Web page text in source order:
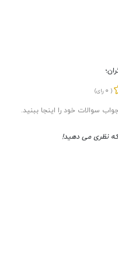
(
0 رای)
سوالات خود را اینجا ببنید.
که نظری می دهید!